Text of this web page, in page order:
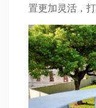
置更加灵活，